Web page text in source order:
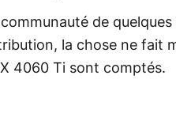
de
la chose ne fait
4060 Ti sont comptés.